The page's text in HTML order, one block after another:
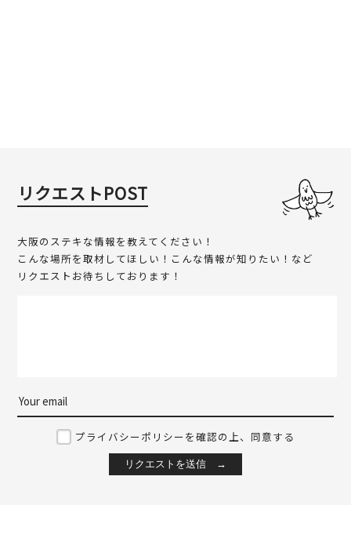
リクエストPOST
大阪のステキな情報を教えてください！
こんな場所を取材してほしい！こんな情報が知りたい！など
リクエストお待ちしております！
プライバシーポリシーを確認の上、同意する